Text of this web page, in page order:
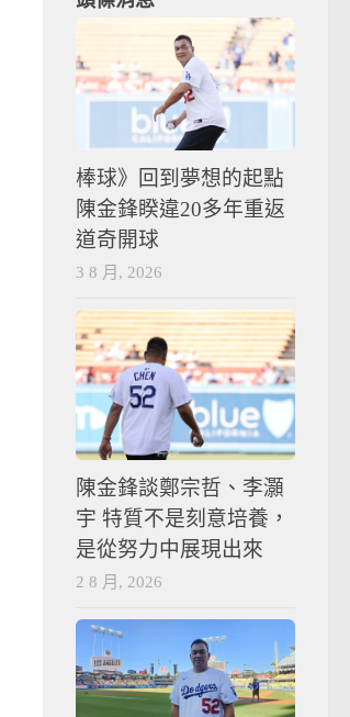
棒球》回到夢想的起點
陳金鋒睽違20多年重返
道奇開球
3 8 月, 2026
陳金鋒談鄭宗哲、李灝
宇 特質不是刻意培養，
是從努力中展現出來
2 8 月, 2026